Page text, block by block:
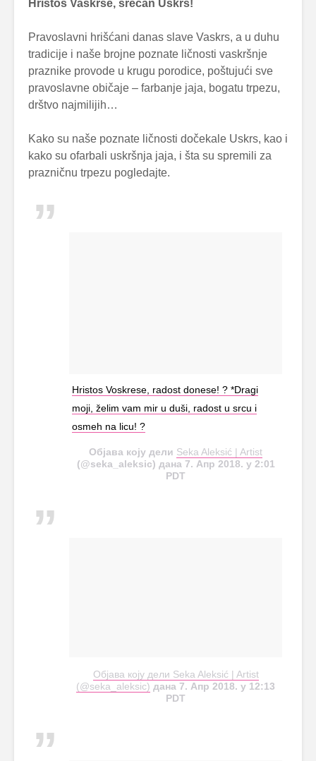
Hristos Vaskrse, srećan Uskrs!
Pravoslavni hrišćani danas slave Vaskrs, a u duhu
tradicije i naše brojne poznate ličnosti vaskršnje
praznike provode u krugu porodice, poštujući sve
pravoslavne običaje – farbanje jaja, bogatu trpezu,
drštvo najmilijih…
Kako su naše poznate ličnosti dočekale Uskrs, kao i
kako su ofarbali uskršnja jaja, i šta su spremili za
prazničnu trpezu pogledajte.
Hristos Voskrese, radost donese! ? *Dragi
moji, želim vam mir u duši, radost u srcu i
osmeh na licu! ?
Објава коју дели Seka Aleksić | Artist
(@seka_aleksic) дана 7. Апр 2018. у 2:01
PDT
Објава коју дели Seka Aleksić | Artist
(@seka_aleksic) дана 7. Апр 2018. у 12:13
PDT